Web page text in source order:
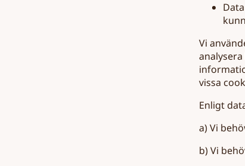
Vi
vissa
Enligt
a) Vi
b) Vi